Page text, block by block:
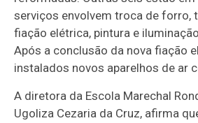
serviços envolvem troca de forro,
fiação elétrica, pintura e
Após a conclusão da nova fiação
instalados novos aparelhos de ar
A diretora da Escola Marechal
Ugoliza Cezaria da Cruz, afirma